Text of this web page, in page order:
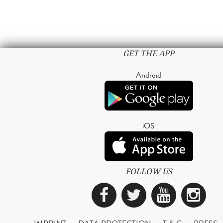
GET THE APP
Android
iOS
FOLLOW US
Facebook
Twitter